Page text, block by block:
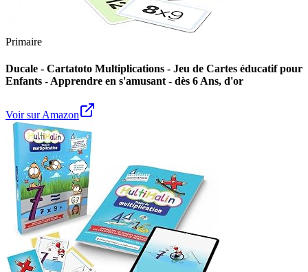
Primaire
Ducale - Cartatoto Multiplications - Jeu de Cartes éducatif pour
Enfants - Apprendre en s'amusant - dès 6 Ans, d'or
Voir sur Amazon